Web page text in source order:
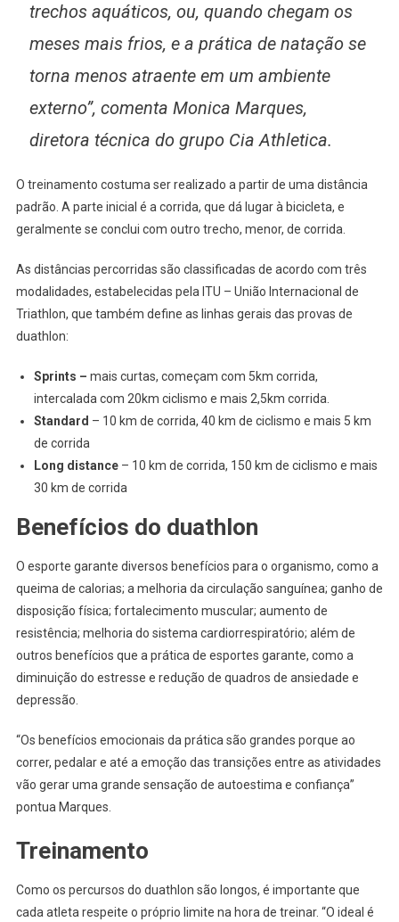
trechos aquáticos, ou, quando chegam os
meses mais frios, e a prática de natação se
torna menos atraente em um ambiente
externo”, comenta Monica Marques,
diretora técnica do grupo Cia Athletica.
O treinamento costuma ser realizado a partir de uma distância
padrão. A parte inicial é a corrida, que dá lugar à bicicleta, e
geralmente se conclui com outro trecho, menor, de corrida.
As distâncias percorridas são classificadas de acordo com três
modalidades, estabelecidas pela ITU – União Internacional de
Triathlon, que também define as linhas gerais das provas de
duathlon:
Sprints – mais curtas, começam com 5km corrida,
intercalada com 20km ciclismo e mais 2,5km corrida.
Standard – 10 km de corrida, 40 km de ciclismo e mais 5 km
de corrida
Long distance– 10 km de corrida, 150 km de ciclismo e mais
30 km de corrida
Benefícios do duathlon
O esporte garante diversos benefícios para o organismo, como a
queima de calorias; a melhoria da circulação sanguínea; ganho de
disposição física; fortalecimento muscular; aumento de
resistência; melhoria do sistema cardiorrespiratório; além de
outros benefícios que a prática de esportes garante, como a
diminuição do estresse e redução de quadros de ansiedade e
depressão.
“Os benefícios emocionais da prática são grandes porque ao
correr, pedalar e até a emoção das transições entre as atividades
vão gerar uma grande sensação de autoestima e confiança”
pontua Marques.
Treinamento
Como os percursos do duathlon são longos, é importante que
cada atleta respeite o próprio limite na hora de treinar. “O ideal é